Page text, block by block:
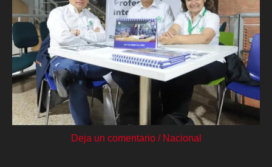
Deja un comentario / Nacional